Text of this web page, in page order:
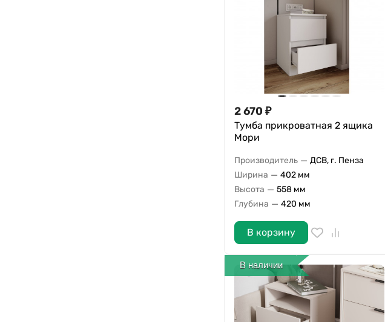
2 670 ₽
Тумба прикроватная 2 ящика
Мори
Производитель — ДСВ, г. Пенза
Ширина — 402 мм
Высота — 558 мм
Глубина — 420 мм
В корзину
В наличии